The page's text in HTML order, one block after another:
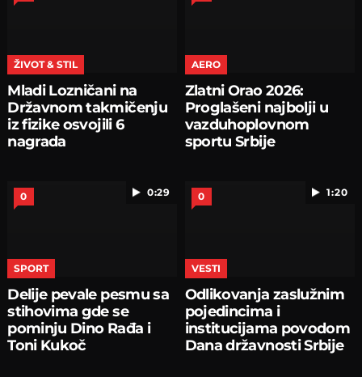
ŽIVOT & STIL
Mladi Lozničani na
Državnom takmičenju
iz fizike osvojili 6
nagrada
AERO
Zlatni Orao 2026:
Proglašeni najbolji u
vazduhoplovnom
sportu Srbije
0:29
0
SPORT
Delije pevale pesmu sa
stihovima gde se
pominju Dino Rađa i
Toni Kukoč
1:20
0
VESTI
Odlikovanja zaslužnim
pojedincima i
institucijama povodom
Dana državnosti Srbije